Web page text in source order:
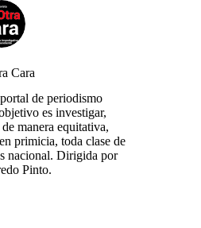
Cara
de periodismo
es investigar,
manera equitativa,
primicia, toda clase de
nacional. Dirigida por
Pinto.